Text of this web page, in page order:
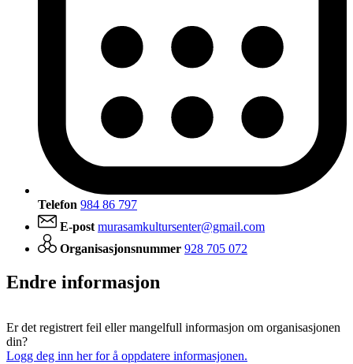
Telefon 984 86 797
E-post murasamkultursenter@gmail.com
Organisasjonsnummer 928 705 072
Endre informasjon
Er det registrert feil eller mangelfull informasjon om organisasjonen
din?
Logg deg inn her for å oppdatere informasjonen.